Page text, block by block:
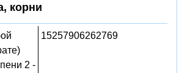
корни
2 -
15257906262769